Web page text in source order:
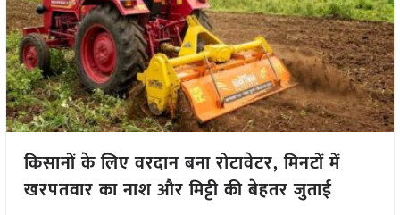
किसानों के लिए वरदान बना रोटावेटर, मिनटों में
खरपतवार का नाश और मिट्टी की बेहतर जुताई